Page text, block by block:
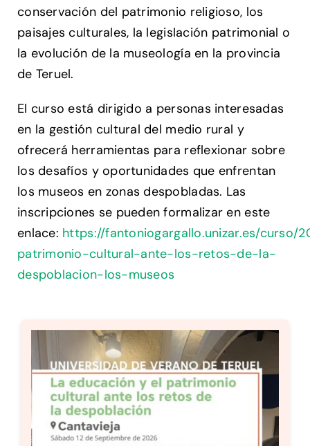
conservación del patrimonio religioso, los
paisajes culturales, la legislación patrimonial o
la evolución de la museología en la provincia
de Teruel.
El curso está dirigido a personas interesadas
en la gestión cultural del medio rural y
ofrecerá herramientas para reflexionar sobre
los desafíos y oportunidades que enfrentan
los museos en zonas despobladas. Las
inscripciones se pueden formalizar en este
enlace: https://fantoniogargallo.unizar.es/curso/
patrimonio-cultural-ante-los-retos-de-la-
despoblacion-los-museos